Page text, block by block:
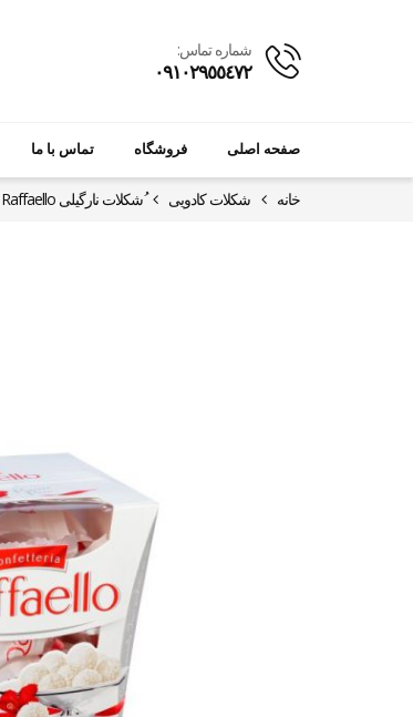
شماره تماس:
٠٩١٠٢٩٥٥٤٧٢
صفحه اصلی فروشگاه تماس با ما
خانه شکلات کادویی ُشکلات نارگیلی Raffaello